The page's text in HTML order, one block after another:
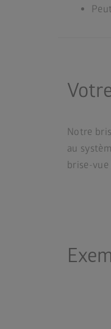
Notre
au
brise-